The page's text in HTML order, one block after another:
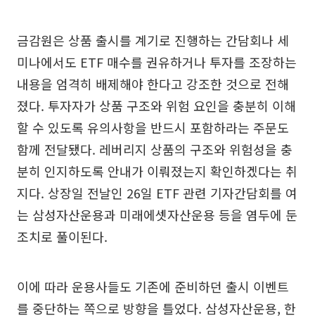
금감원은 상품 출시를 계기로 진행하는 간담회나 세
미나에서도 ETF 매수를 권유하거나 투자를 조장하는
내용을 엄격히 배제해야 한다고 강조한 것으로 전해
졌다. 투자자가 상품 구조와 위험 요인을 충분히 이해
할 수 있도록 유의사항을 반드시 포함하라는 주문도
함께 전달됐다. 레버리지 상품의 구조와 위험성을 충
분히 인지하도록 안내가 이뤄졌는지 확인하겠다는 취
지다. 상장일 전날인 26일 ETF 관련 기자간담회를 여
는 삼성자산운용과 미래에셋자산운용 등을 염두에 둔
조치로 풀이된다.
이에 따라 운용사들도 기존에 준비하던 출시 이벤트
를 중단하는 쪽으로 방향을 틀었다. 삼성자산운용, 한